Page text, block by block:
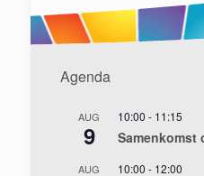
Agenda
AUG
9
10:00 - 11:15
Samenkomst
AUG 10:00 - 12:00